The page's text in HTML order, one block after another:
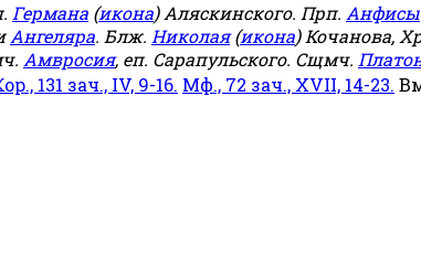
Германа (икона) Аляскинского. Прп. Анфисы
Ангеляра. Блж. Николая(икона) Кочанова,
Амвросия, еп. Сарапульского. Сщмч.
131 зач., IV, 9-16. Мф., 72 зач., XVII, 14-23.